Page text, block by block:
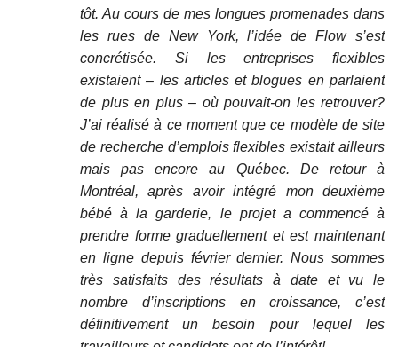
tôt. Au cours de mes longues promenades dans
les rues de New York, l’idée de Flow s’est
concrétisée. Si les entreprises flexibles
existaient – les articles et blogues en parlaient
de plus en plus – où pouvait-on les retrouver?
J’ai réalisé à ce moment que ce modèle de site
de recherche d’emplois flexibles existait ailleurs
mais pas encore au Québec. De retour à
Montréal, après avoir intégré mon deuxième
bébé à la garderie, le projet a commencé à
prendre forme graduellement et est maintenant
en ligne depuis février dernier. Nous sommes
très satisfaits des résultats à date et vu le
nombre d’inscriptions en croissance, c’est
définitivement un besoin pour lequel les